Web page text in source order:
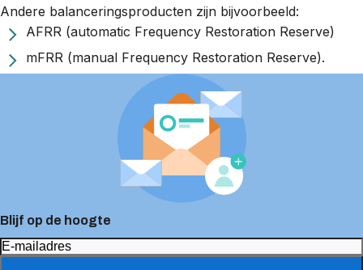
Andere balanceringsproducten zijn bijvoorbeeld:
AFRR (automatic Frequency Restoration Reserve)
mFRR (manual Frequency Restoration Reserve).
Blijf op de hoogte